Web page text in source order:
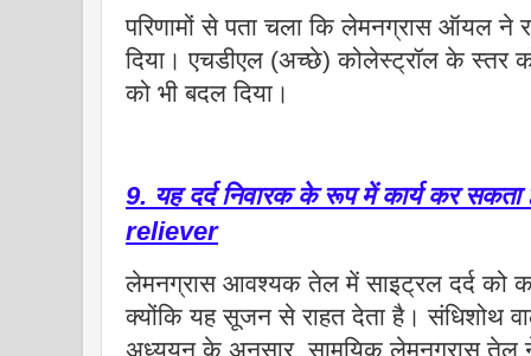
परिणामों से पता चला कि लेमनग्रास ऑयल ने
दिया। एचडीएल (अच्छे) कोलेस्ट्रॉल के स्तर
को भी बदल दिया।
9. यह दर्द निवारक के रूप में कार्य कर
reliever
लेमनग्रास आवश्यक तेल में साइट्रल दर्द को
क्योंकि यह सूजन से राहत देता है। संधिशोथ
अध्ययन के अनुसार, सामयिक लेमनग्रास तेल